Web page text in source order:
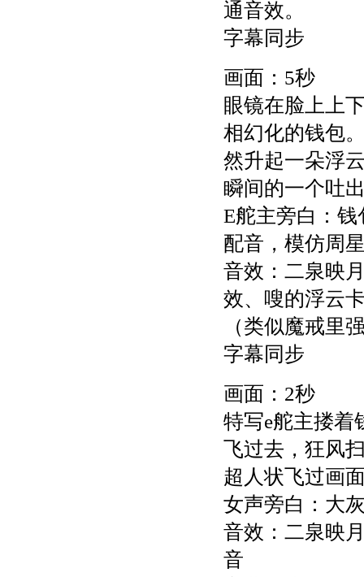
通音效。
字幕同步
画面：5秒
眼镜在脸上上
相幻化的钱包
然升起一朵浮
瞬间的一个吐
E舵主旁白：
配音，模仿周
音效：二泉映
效、嗖的浮云
（类似魔戒里
字幕同步
画面：2秒
特写e舵主搂着
飞过去，狂风
超人状飞过画
女声旁白：大
音效：二泉映
音